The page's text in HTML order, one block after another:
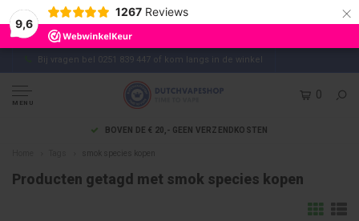
9,6
1267 Reviews ×
Bij vragen bel 0251 839 447 of kom langs in de winkel
MENU
0
BOVEN DE € 20,- GEEN VERZENDKOSTEN
smok species kopen
Producten getagd met smok species kopen